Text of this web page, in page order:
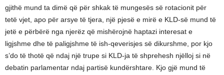
gjithë mund ta dimë që për shkak të mungesës së rotacionit për
tetë vjet, apo për arsye të tjera, një pjesë e mirë e KLD-së mund të
jetë e përbërë nga njerëz që mishërojnë haptazi interesat e
ligjshme dhe të paligjshme të ish-qeverisjes së dikurshme, por kjo
s’do të thotë që ndaj një trupe si KLD-ja të shprehesh njëlloj si në
debatin parlamentar ndaj partisë kundërshtare. Kjo gjë mund të